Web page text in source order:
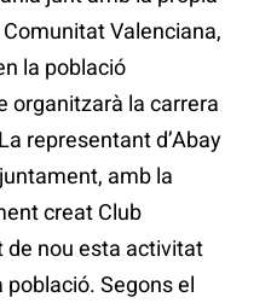
Valenciana,
la població
organitzarà la carrera
representant d’Abay
amb la
creat Club
de nou esta activitat
Segons el